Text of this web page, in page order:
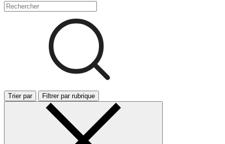
Trier par Filtrer par rubrique